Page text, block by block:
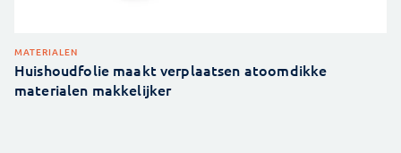
MATERIALEN
Huishoudfolie maakt verplaatsen atoomdikke
materialen makkelijker